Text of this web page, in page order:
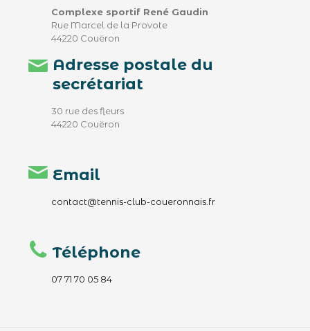
Complexe sportif René Gaudin
Rue Marcel de la Provote
44220 Couëron
Adresse postale du
secrétariat
30 rue des fleurs
44220 Couëron
Email
contact@tennis-club-coueronnais.fr
Téléphone
07 71 70 05 84